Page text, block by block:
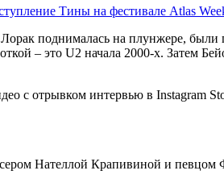
Тины на фестивале Atlas
поднималась на плунжере,
– это U2 начала 2000-х. Затем
с отрывком интервью в Instagram
Нателлой Крапивиной и